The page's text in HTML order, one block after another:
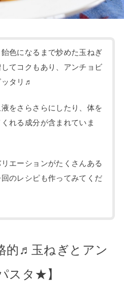
飴色になるまで炒めた玉ねぎ
てコクもあり、アンチョビ
ッタリ♬
をさらさらにしたり、体を
れる成分が含まれていま
エーションがたくさんある
のレシピも作ってみてくだ
的♬玉ねぎとアン
スタ★】